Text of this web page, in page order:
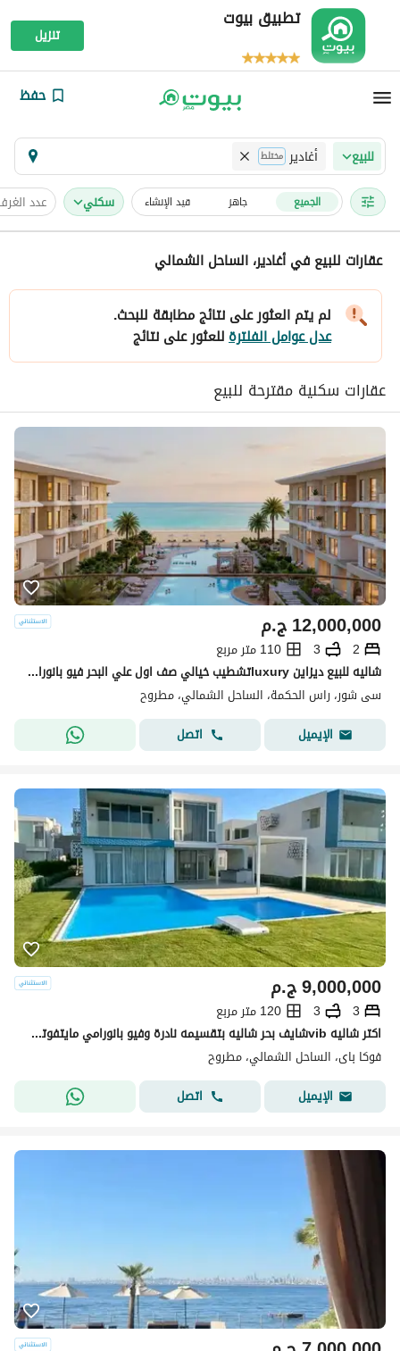
تطبيق بيوت
تنزيل
حفظ
للبيع أغادير مختلط
الجميع جاهز قيد الإنشاء سكني عدد
عقارات للبيع في أغادير، الساحل الشمالي
لم يتم العثور على نتائج مطابقة للبحث.
عدل عوامل الفلترةللعثور على نتائج
عقارات سكنية مقترحة للبيع
ج.م12,000,000
2
3
110 متر مربع
شاليه للبيع ديزاين luxuryتشطيب خيالي صف اول علي البحر فيو بانورامي ع البحر+ الشاليه تريبل فيو pool+land scap +sea بجوار فوكا باي-لافيستا-كالي كوست-سيا
سى شور، راس الحكمة، الساحل الشمالي، مطروح
الإيميل
اتصل
ج.م9,000,000
3
3
120 متر مربع
اكتر شاليه vibشايف بحر شاليه بتقسيمه نادرة وفيو بانورامي مايتفوتش ع البحر واللاجون الشاليه 2د للبحر تريبل فيو بوول لاند سكيب بحر
فوكا باى، الساحل الشمالي، مطروح
الإيميل
اتصل